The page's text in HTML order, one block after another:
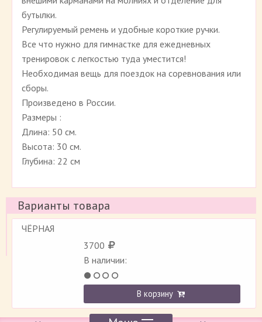
бутылки.
Регулируемый ремень и удобные короткие ручки.
Все что нужно для гимнастке для ежедневных
тренировок с легкостью туда уместится!
Необходимая вещь для поездок на соревнования или
сборы.
Произведено в России.
Размеры :
Длина: 50 см.
Высота: 30 см.
Глубина: 22 см
Варианты товара
ЧЁРНАЯ
3700
В наличии:
В корзину